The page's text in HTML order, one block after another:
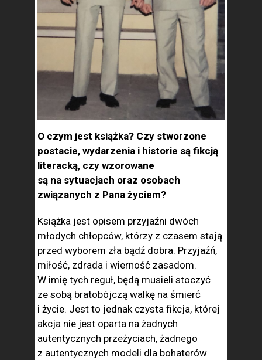
O czym jest książka? Czy stworzone
postacie, wydarzenia i historie są fikcją
literacką, czy wzorowane
są na sytuacjach oraz osobach
związanych z Pana życiem?
Książka jest opisem przyjaźni dwóch
młodych chłopców, którzy z czasem stają
przed wyborem zła bądź dobra. Przyjaźń,
miłość, zdrada i wierność zasadom.
W imię tych reguł, będą musieli stoczyć
ze sobą bratobójczą walkę na śmierć
i życie. Jest to jednak czysta fikcja, której
akcja nie jest oparta na żadnych
autentycznych przeżyciach, żadnego
z autentycznych modeli dla bohaterów